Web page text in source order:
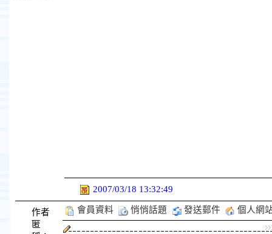
2007/03/18 13:32:49
作者
匿
會員資料 悄悄話題 發送郵件 個人網